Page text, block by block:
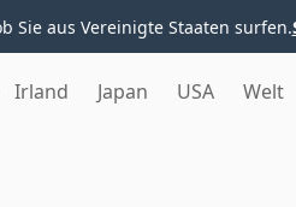
Sie aus Vereinigte Staaten surfen.
Irland Japan USA Welt